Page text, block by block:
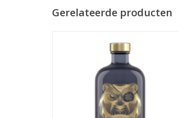
Gerelateerde producten
weggelegd voor Indonesische cubeb
peper of staartpeper, die naast peper ook
violet en een vleugje sinaasappel met zich
meebrengt. Deskundig gecombineerd met
botanicals zoals jeneverbes,
korianderzaad, zoethoutwortel, s
TOEVOEGEN AAN WINKELWAGEN